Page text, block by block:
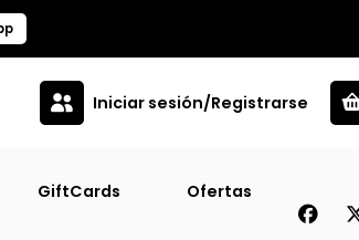
Iniciar sesión/Registrarse
GiftCards Ofertas
De Manga Y Anime